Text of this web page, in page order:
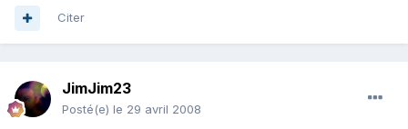
Citer
JimJim23
Posté(e) le 29 avril 2008